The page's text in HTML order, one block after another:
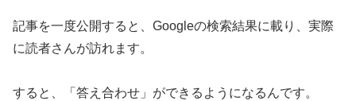
記事を一度公開すると、Googleの検索結果に載り、実際
に読者さんが訪れます。
すると、「答え合わせ」ができるようになるんです。